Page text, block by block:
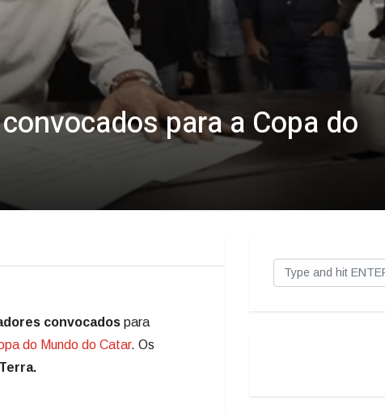
para a Copa do
convocados para
do Mundo do Catar. Os
Terra.